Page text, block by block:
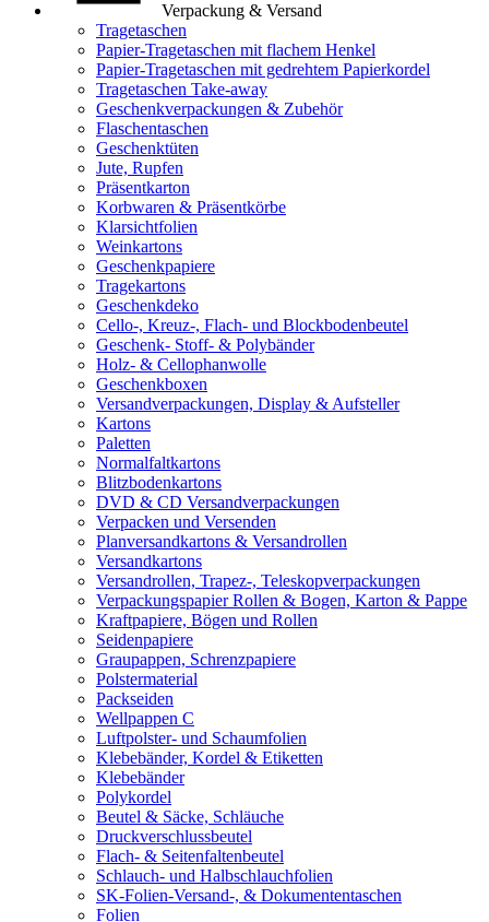
Verpackung & Versand
Tragetaschen
Papier-Tragetaschen mit flachem Henkel
Papier-Tragetaschen mit gedrehtem Papierkordel
Tragetaschen Take-away
Geschenkverpackungen & Zubehör
Flaschentaschen
Geschenktüten
Jute, Rupfen
Präsentkarton
Korbwaren & Präsentkörbe
Klarsichtfolien
Weinkartons
Geschenkpapiere
Tragekartons
Geschenkdeko
Cello-, Kreuz-, Flach- und Blockbodenbeutel
Geschenk- Stoff- & Polybänder
Holz- & Cellophanwolle
Geschenkboxen
Versandverpackungen, Display & Aufsteller
Kartons
Paletten
Normalfaltkartons
Blitzbodenkartons
DVD & CD Versandverpackungen
Verpacken und Versenden
Planversandkartons & Versandrollen
Versandkartons
Versandrollen, Trapez-, Teleskopverpackungen
Verpackungspapier Rollen & Bogen, Karton & Pappe
Kraftpapiere, Bögen und Rollen
Seidenpapiere
Graupappen, Schrenzpapiere
Polstermaterial
Packseiden
Wellpappen C
Luftpolster- und Schaumfolien
Klebebänder, Kordel & Etiketten
Klebebänder
Polykordel
Beutel & Säcke, Schläuche
Druckverschlussbeutel
Flach- & Seitenfaltenbeutel
Schlauch- und Halbschlauchfolien
SK-Folien-Versand-, & Dokumententaschen
Folien